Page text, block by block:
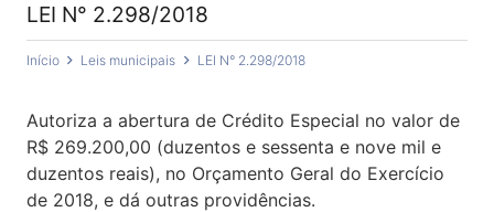
LEI N° 2.298/2018
Início Leis municipais LEI N° 2.298/2018
Autoriza a abertura de Crédito Especial no valor de
R$ 269.200,00 (duzentos e sessenta e nove mil e
duzentos reais), no Orçamento Geral do Exercício
de 2018, e dá outras providências.